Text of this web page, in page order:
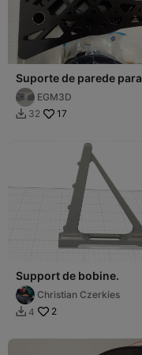
Suporte de parede para
organizar filamento
EGM3D
 32 17
Support de bobine.
Christian Czerkies
 4 2